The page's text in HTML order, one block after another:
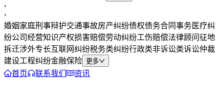
‹
›
婚姻家庭刑事辩护交通事故房产纠纷债权债务合同事务医疗纠
纷公司经营知识产权损害赔偿劳动纠纷工伤赔偿法律顾问征地
拆迁涉外专长互联网纠纷税务类纠纷行政类非诉讼类诉讼仲裁
建设工程纠纷金融保险 更多
首页 联系我们 资讯